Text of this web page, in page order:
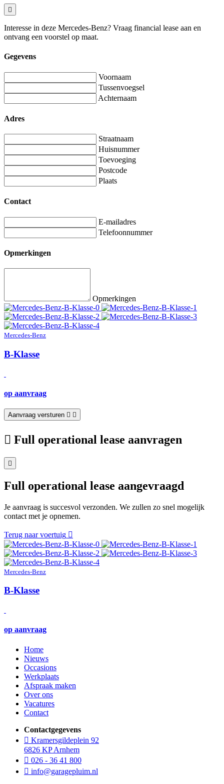
Interesse in deze Mercedes-Benz? Vraag financial lease aan en
ontvang een voorstel op maat.
Gegevens
Voornaam
Tussenvoegsel
Achternaam
Adres
Straatnaam
Huisnummer
Toevoeging
Postcode
Plaats
Contact
E-mailadres
Telefoonnummer
Opmerkingen
Opmerkingen
Mercedes-Benz
B-Klasse
op aanvraag
Aanvraag versturen
Full operational lease aanvragen
Full operational lease aangevraagd
Je aanvraag is succesvol verzonden. We zullen zo snel mogelijk
contact met je opnemen.
Terug naar voertuig
Mercedes-Benz
B-Klasse
op aanvraag
Home
Nieuws
Occasions
Werkplaats
Afspraak maken
Over ons
Vacatures
Contact
Contactgegevens
Kramersgildeplein 92
6826 KP Arnhem
026 - 36 41 800
info@garagepluim.nl